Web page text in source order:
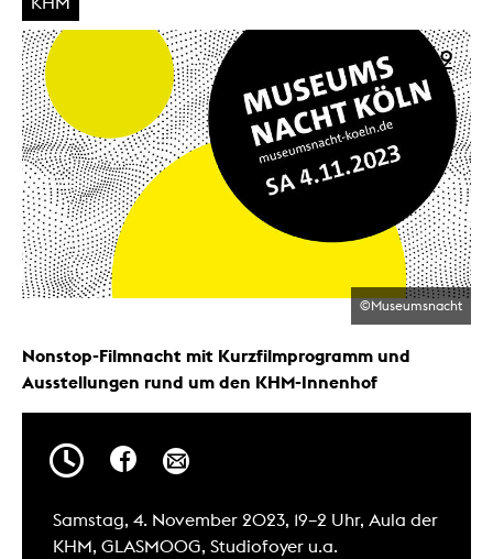
+ 2
©Museumsnacht
Nonstop-Filmnacht mit Kurzfilmprogramm und
Ausstellungen rund um den KHM-Innenhof
Samstag, 4. November 2023, 19–2 Uhr, Aula der
KHM, GLASMOOG, Studiofoyer u.a.